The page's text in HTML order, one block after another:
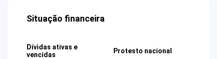
Situação financeira
Dívidas ativas e
vencidas
Protesto nacional